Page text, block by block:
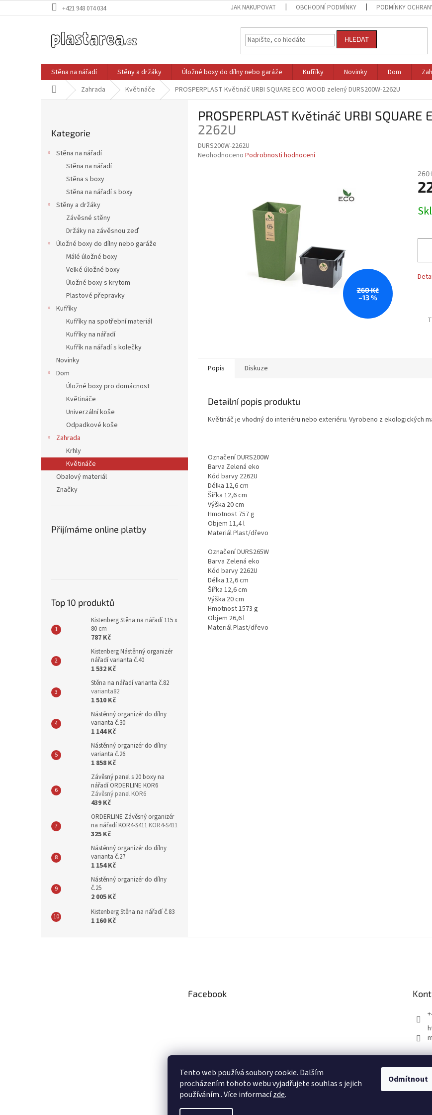
Tento web používá soubory cookie. Dalším
procházením tohoto webu vyjadřujete souhlas s jejich
používáním.. Více informacízde.
Odmítnout
na
+421 948 074 034 JAK NAKUPOVAT OBCHODNÍ PODMÍNKY PODMÍNKY
HLEDAT
Stěna na nářadí Stěny a držáky Úložné boxy do dílny nebo garáže Kufříky Novinky Dom
Domů Zahrada Květináče PROSPERPLAST Květináč URBI SQUARE ECO WOOD zelenýDURS200W-2262U
kategorie
Kategorie
Stěna na nářadí
Stěna na nářadí
Stěna s boxy
Stěna na nářadí s boxy
Stěny a držáky
Závěsné stěny
Držáky na závěsnou zeď
Úložné boxy do dílny nebo garáže
Málé úložné boxy
Velké úložné boxy
Úložné boxy s krytom
Plastové přepravky
Kufříky
Kufříky na spotřební materiál
Kufříky na nářadí
Kufřík na nářadí s kolečky
Novinky
Dom
Úložné boxy pro domácnost
Květináče
Univerzální koše
Odpadkové koše
Zahrada
Krhly
Květináče
Obalový materiál
Značky
Přijímáme online platby
Top 10 produktů
Kistenberg Stěna na nářadí 115 x
80 cm
787 Kč
Kistenberg Nástěnný organizér
nářadí varianta č.40
1 532 Kč
Stěna na nářadí varianta č.82
varianta82
1 510 Kč
Nástěnný organizér do dílny
varianta č.30
1 144 Kč
Nástěnný organizér do dílny
varianta č.26
1 858 Kč
Závěsný panel s 20 boxy na
nářadí ORDERLINE KOR6
Závěsný panel KOR6
439 Kč
ORDERLINE Závěsný organizér
na nářadí KOR4-S411 KOR4-S411
325 Kč
Nástěnný organizér do dílny
varianta č.27
1 154 Kč
Nástěnný organizér do dílny
č.25
2 005 Kč
Kistenberg Stěna na nářadí č.83
1 160 Kč
PROSPERPLAST Květináč URBI SQUARE
2262U
DURS200W-2262U
Průměrné
Neohodnoceno Podrobnosti hodnocení
260 Kč
–13 %
260
Popis Diskuze
Detailní popis produktu
Květináč je vhodný do interiéru nebo exteriéru. Vyrobeno z ekologických
Označení DURS200W
Barva Zelená eko
Kód barvy 2262U
Délka 12,6 cm
Šířka 12,6 cm
Výška 20 cm
Hmotnost 757 g
Objem 11,4 l
Materiál Plast/dřevo
Označení DURS265W
Barva Zelená eko
Kód barvy 2262U
Délka 12,6 cm
Šířka 12,6 cm
Výška 20 cm
Hmotnost 1573 g
Objem 26,6 l
Materiál Plast/dřevo
Facebook